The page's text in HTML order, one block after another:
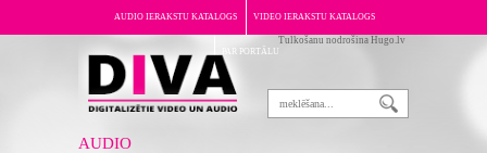
AUDIO IERAKSTU KATALOGS VIDEO IERAKSTU KATALOGS
PAR PORTĀLU
Tulkošanu nodrošina Hugo.lv
AUDIO